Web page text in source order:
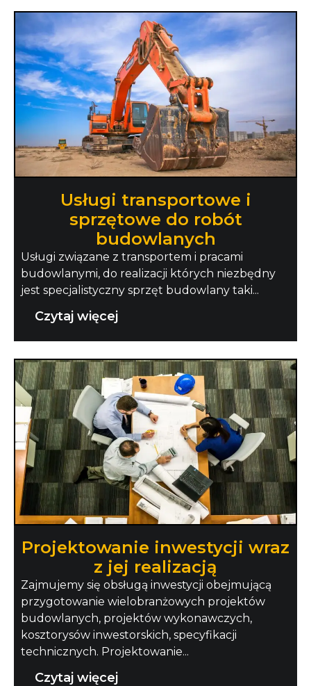
Usługi transportowe i
sprzętowe do robót
budowlanych
Usługi związane z transportem i pracami
budowlanymi, do realizacji których niezbędny
jest specjalistyczny sprzęt budowlany taki...
Czytaj więcej
Projektowanie inwestycji wraz
z jej realizacją
Zajmujemy się obsługą inwestycji obejmującą
przygotowanie wielobranżowych projektów
budowlanych, projektów wykonawczych,
kosztorysów inwestorskich, specyfikacji
technicznych. Projektowanie...
Czytaj więcej